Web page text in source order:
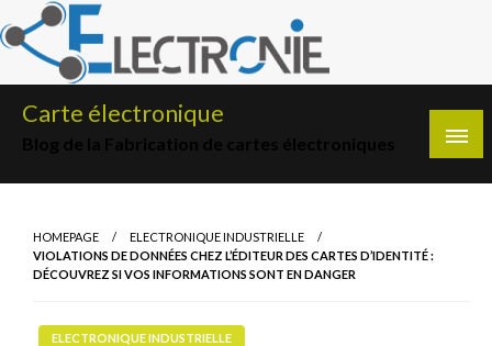
to
content
Carte électronique
HOMEPAGE
ELECTRONIQUE INDUSTRIELLE
VIOLATIONS DE DONNÉES CHEZ L’ÉDITEUR DES CARTES D’IDENTITÉ :
DÉCOUVREZ SI VOS INFORMATIONS SONT EN DANGER
ELECTRONIQUE INDUSTRIELLE